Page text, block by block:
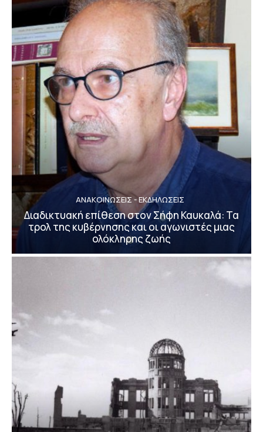
ΑΝΑΚΟΙΝΩΣΕΙΣ - ΕΚΔΗΛΩΣΕΙΣ
Διαδικτυακή επίθεση στον Σήφη Καυκαλά: Τα
τρολ της κυβέρνησης και οι αγωνιστές μιας
ολόκληρης ζωής